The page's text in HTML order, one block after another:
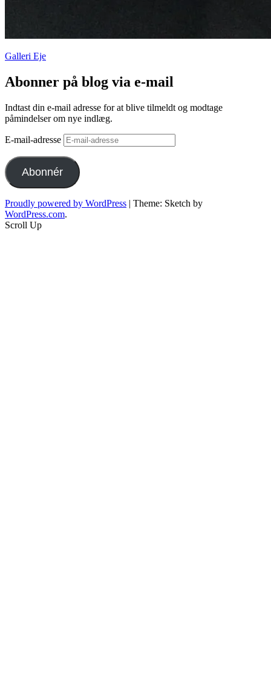
Galleri Eje
Abonner på blog via e-mail
Indtast din e-mail adresse for at blive tilmeldt og modtage
påmindelser om nye indlæg.
E-mail-adresse
Abonnér
Proudly powered by WordPress | Theme: Sketch by
WordPress.com.
Scroll Up